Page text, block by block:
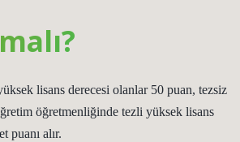
lisans derecesi olanlar 50 puan, tezsiz
öğretmenliğinde tezli yüksek lisans
puanı alır.